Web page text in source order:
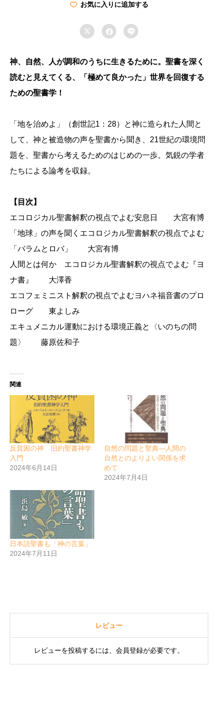
カ
聖
解
釈
き
個
お気に入りに追加する
  
神、自然、人が調和のうちに生きるために。聖書を深く
読むと見えてくる、「極めて良かった」世界を回復する
ための聖書学！
「地を治めよ」（創世記1：28）と神に造られた人間と
して、神と被造物の声を聖書から聞き、21世紀の環境問
題を、聖書から考えるためのはじめの一歩。気鋭の学者
たちによる論考を収録。
【目次】
エコロジカル聖書解釈の視点でよむ安息日 大宮有博
「地球」の声を聞くエコロジカル聖書解釈の視点でよむ
「バラムとロバ」 大宮有博
人間とは何か エコロジカル聖書解釈の視点でよむ『ヨ
ナ書』 大澤香
エコフェミニスト解釈の視点でよむヨハネ福音書のプロ
ローグ 東よしみ
エキュメニカル運動における環境正義と〈いのちの問
題〉 藤原佐和子
関連
反貧困の神 旧約聖書神学
入門
2024年6月14日
自然の問題と聖典―人間の
自然とのよりよい関係を求
めて
2024年7月4日
日本語聖書も「神の言葉」
2024年7月11日
レビュー
レビューを投稿するには、会員登録が必要です。